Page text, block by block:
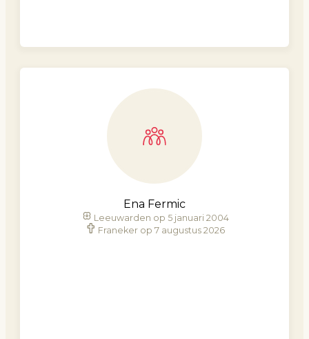
Ena Fermic
Leeuwarden op 5 januari 2004
Franeker op 7 augustus 2026